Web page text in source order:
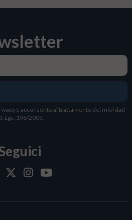
e acconsento al trattamento dei miei dati
Lgs. 196/2003.